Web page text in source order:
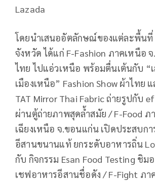
Lazada
โดยนำเสนออัตลักษณ์ของแต่ละพื้นที่
จังหวัด ได้แก่ F-Fashion ภาคเหนือ
ไทย ไปแอ่วเหนือ พร้อมตื่นเต้นกับ “
เมืองเหนือ” Fashion Show ผ้าไทย
TAT Mirror Thai Fabric ถ่ายรูปกับ
ผ่านตู้ถ่ายภาพสุดล้ำสมัย / F-Food ภ
เฉียงเหนือ จ.ขอนแก่น เปิดประสบก
อีสานขนานแท้ ยกระดับอาหารถิ่น
กับ กิจกรรม Esan Food Testing ชิม
เชฟอาหารอีสานชื่อดัง / F-Fight ภา